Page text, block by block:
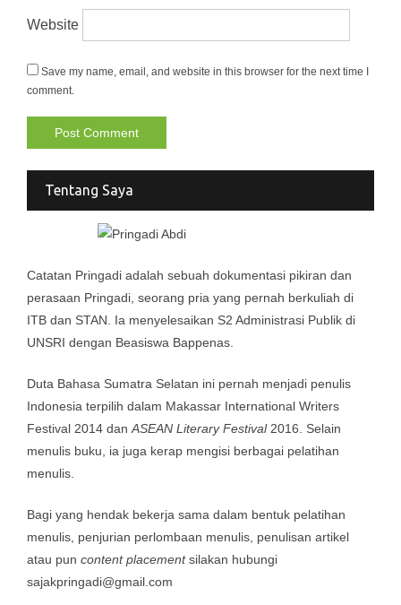
Website
Save my name, email, and website in this browser for the next time I
comment.
Tentang Saya
Catatan Pringadi adalah sebuah dokumentasi pikiran dan
perasaan Pringadi, seorang pria yang pernah berkuliah di
ITB dan STAN. Ia menyelesaikan S2 Administrasi Publik di
UNSRI dengan Beasiswa Bappenas.
Duta Bahasa Sumatra Selatan ini pernah menjadi penulis
Indonesia terpilih dalam Makassar International Writers
Festival 2014 dan ASEAN Literary Festival2016. Selain
menulis buku, ia juga kerap mengisi berbagai pelatihan
menulis.
Bagi yang hendak bekerja sama dalam bentuk pelatihan
menulis, penjurian perlombaan menulis, penulisan artikel
atau pun content placementsilakan hubungi
sajakpringadi@gmail.com